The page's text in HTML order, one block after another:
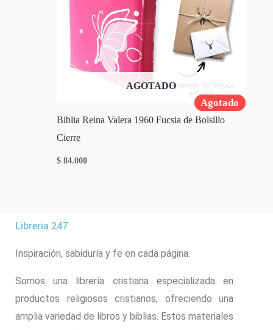
Agotado
AGOTADO
Biblia Reina Valera 1960 Fucsia de Bolsillo
Cierre
$ 84.000
Libreria 247
Inspiración, sabiduría y fe en cada página.
Somos una librería cristiana especializada en
productos religiosos cristianos, ofreciendo una
amplia variedad de libros y biblias. Estos materiales